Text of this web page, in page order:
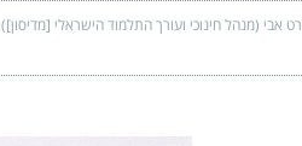
רט אבי (מנהל חינוכי ועורך התלמוד הישראלי [מדיסון])